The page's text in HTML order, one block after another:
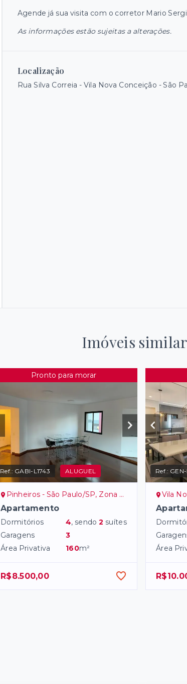
Agende já sua visita com o corretor Mario
As informações estão sujeitas a alterações.
Localização
Rua Silva Correia - Vila Nova Conceição - São
Imóveis
Pronto para morar
Ref.: GABI-L1743 ALUGUEL
Pinheiros - São Paulo/SP, Zona Oeste
Apartamento
Dormitórios 4, sendo2 suítes
Garagens
3
Área Privativa
160m²
R$8.500,00
Ref.:
Vila Nova
Área